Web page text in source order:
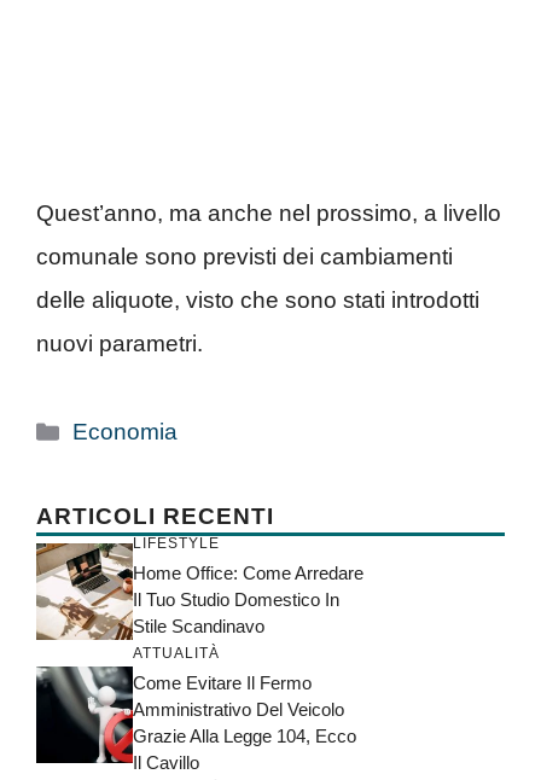
Quest’anno, ma anche nel prossimo, a livello
comunale sono previsti dei cambiamenti
delle aliquote, visto che sono stati introdotti
nuovi parametri.
Categorie
Economia
ARTICOLI RECENTI
LIFESTYLE
Home Office: Come Arredare
Il Tuo Studio Domestico In
Stile Scandinavo
ATTUALITÀ
Come Evitare Il Fermo
Amministrativo Del Veicolo
Grazie Alla Legge 104, Ecco
Il Cavillo